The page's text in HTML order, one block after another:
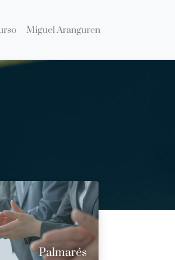
Miguel Aranguren
Palmarés